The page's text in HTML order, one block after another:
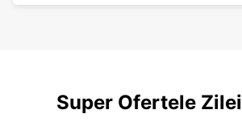
Super Ofertele Zilei